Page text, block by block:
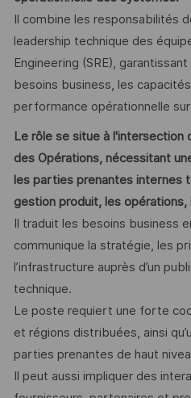
Il combine les responsabilités
leadership technique des
Engineering (SRE),
besoins business, les
performance opérationnelle
Le rôle se situe à l'intersection
des Opérations, nécessitant
les parties prenantes internes
gestion produit, les
Il traduit les besoins business
communique la stratégie, les
l’infrastructure auprès d’un
technique.
Le poste requiert une forte
et régions distribuées, ainsi
parties prenantes de haut
Il peut aussi impliquer des